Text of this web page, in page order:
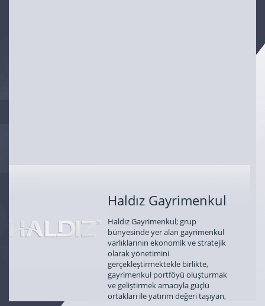
Haldız Gayrimenkul
Haldız Gayrimenkul; grup
bünyesinde yer alan gayrimenkul
varlıklarının ekonomik ve stratejik
olarak yönetimini
gerçekleştirmektekle birlikte,
gayrimenkul portföyü oluşturmak
ve geliştirmek amacıyla güçlü
ortakları ile yatırım değeri taşıyan,